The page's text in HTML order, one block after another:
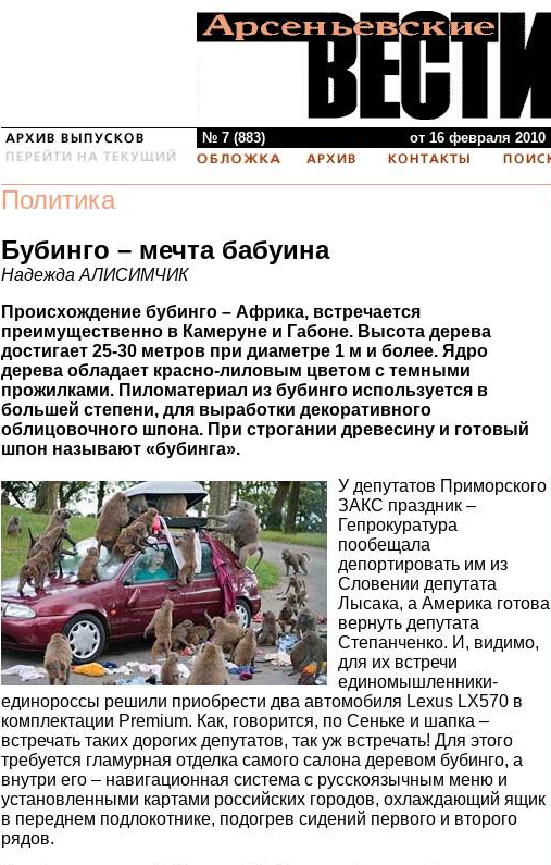
№ 7 (883) от 16 февраля 2010
Политика
Бубинго – мечта бабуина
Надежда АЛИСИМЧИК
Происхождение бубинго – Африка, встречается
преимущественно в Камеруне и Габоне. Высота дерева
достигает 25-30 метров при диаметре 1 м и более. Ядро
дерева обладает красно-лиловым цветом с темными
прожилками. Пиломатериал из бубинго используется в
большей степени, для выработки декоративного
облицовочного шпона. При строгании древесину и готовый
шпон называют «бубинга».
У депутатов Приморского
ЗАКС праздник –
Гепрокуратура
пообещала
депортировать им из
Словении депутата
Лысака, а Америка готова
вернуть депутата
Степанченко. И, видимо,
для их встречи
единомышленники-
единороссы решили приобрести два автомобиля Lexus LX570 в
комплектации Premium. Как, говорится, по Сеньке и шапка –
встречать таких дорогих депутатов, так уж встречать! Для этого
требуется гламурная отделка самого салона деревом бубинго, а
внутри его – навигационная система с русскоязычным меню и
установленными картами российских городов, охлаждающий ящик
в переднем подлокотнике, подогрев сидений первого и второго
рядов.